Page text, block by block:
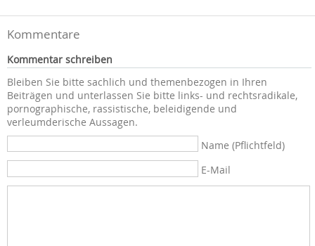
Kommentare
Kommentar schreiben
Bleiben Sie bitte sachlich und themenbezogen in Ihren
Beiträgen und unterlassen Sie bitte links- und rechtsradikale,
pornographische, rassistische, beleidigende und
verleumderische Aussagen.
Name (Pflichtfeld)
E-Mail